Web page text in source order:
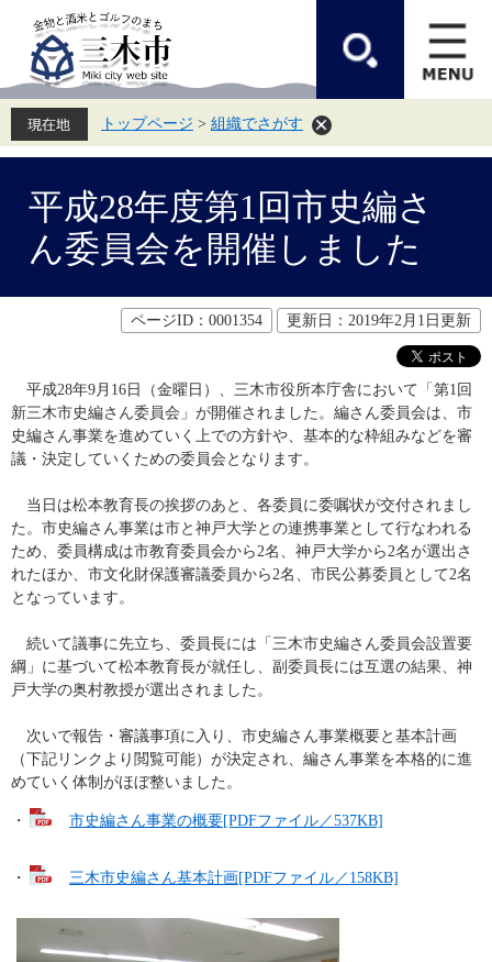
先
頭
す。
を
飛
し
トップページ > 組織でさがす
平成28年度第1回市史編さ
ん委員会を開催しました
ページID：0001354 更新日：2019年2月1日更新
平成28年9月16日（金曜日）、三木市役所本庁舎において「第1回
新三木市史編さん委員会」が開催されました。編さん委員会は、市
史編さん事業を進めていく上での方針や、基本的な枠組みなどを審
議・決定していくための委員会となります。
当日は松本教育長の挨拶のあと、各委員に委嘱状が交付されまし
た。市史編さん事業は市と神戸大学との連携事業として行なわれる
ため、委員構成は市教育委員会から2名、神戸大学から2名が選出さ
れたほか、市文化財保護審議委員から2名、市民公募委員として2名
となっています。
続いて議事に先立ち、委員長には「三木市史編さん委員会設置要
綱」に基づいて松本教育長が就任し、副委員長には互選の結果、神
戸大学の奥村教授が選出されました。
次いで報告・審議事項に入り、市史編さん事業概要と基本計画
（下記リンクより閲覧可能）が決定され、編さん事業を本格的に進
めていく体制がほぼ整いました。
・ 市史編さん事業の概要[PDFファイル／537KB]
・ 三木市史編さん基本計画[PDFファイル／158KB]